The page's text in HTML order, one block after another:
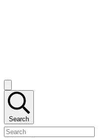
Search